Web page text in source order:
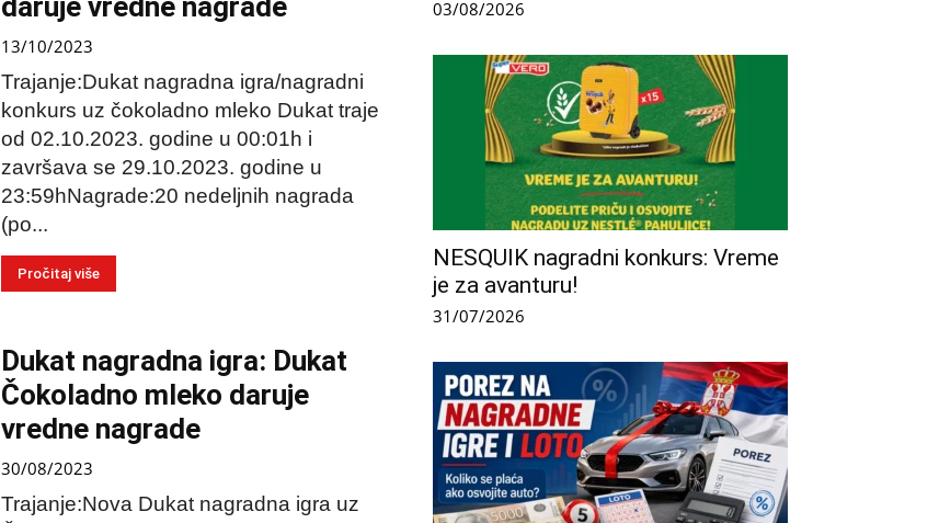
daruje vredne nagrade
13/10/2023
Trajanje:Dukat nagradna igra/nagradni
konkurs uz čokoladno mleko Dukat traje
od 02.10.2023. godine u 00:01h i
završava se 29.10.2023. godine u
23:59hNagrade:20 nedeljnih nagrada
(po...
Pročitaj više
Dukat nagradna igra: Dukat
Čokoladno mleko daruje
vredne nagrade
30/08/2023
Trajanje:Nova Dukat nagradna igra uz
03/08/2026
NESQUIK nagradni konkurs: Vreme
je za avanturu!
31/07/2026